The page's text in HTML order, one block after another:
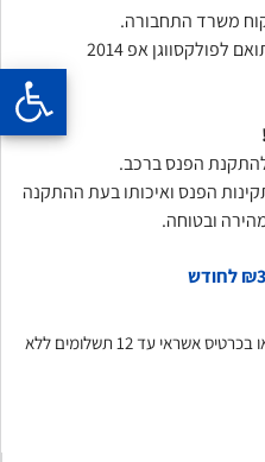
משרד התחבורה.
מיקום הפנס ברכב הינו אחורי ימני ותואם לפולקסווגן אפ 2014
הפנס ברכב.
הפנס ואיכותו בעת ההתקנה
ובטוחה.
לחודש
ניתן לשלם בהעברה בנקאית, ביט או בכרטיס אשראי עד 12 תשלומים ללא